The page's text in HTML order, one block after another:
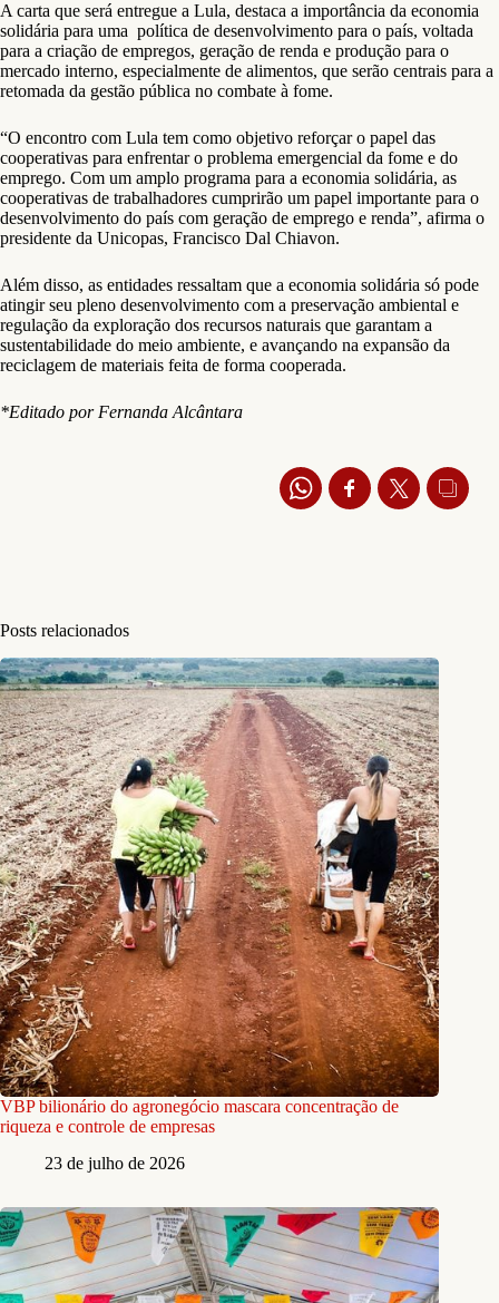
A carta que será entregue a Lula, destaca a importância da economia
solidária para uma política de desenvolvimento para o país, voltada
para a criação de empregos, geração de renda e produção para o
mercado interno, especialmente de alimentos, que serão centrais para a
retomada da gestão pública no combate à fome.
“O encontro com Lula tem como objetivo reforçar o papel das
cooperativas para enfrentar o problema emergencial da fome e do
emprego. Com um amplo programa para a economia solidária, as
cooperativas de trabalhadores cumprirão um papel importante para o
desenvolvimento do país com geração de emprego e renda”, afirma o
presidente da Unicopas, Francisco Dal Chiavon.
Além disso, as entidades ressaltam que a economia solidária só pode
atingir seu pleno desenvolvimento com a preservação ambiental e
regulação da exploração dos recursos naturais que garantam a
sustentabilidade do meio ambiente, e avançando na expansão da
reciclagem de materiais feita de forma cooperada.
*Editado por Fernanda Alcântara
Posts relacionados
VBP bilionário do agronegócio mascara concentração de
riqueza e controle de empresas
23 de julho de 2026